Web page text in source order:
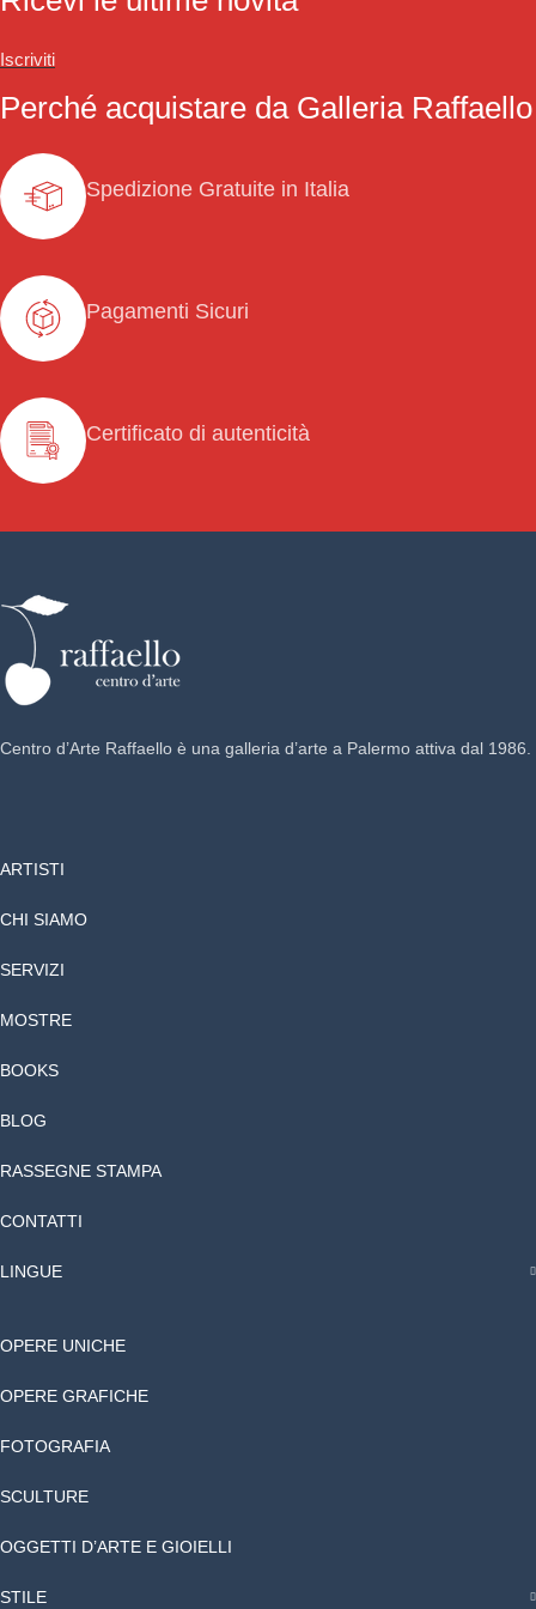
Iscriviti
Perché acquistare da Galleria Raffaello
Spedizione Gratuite in Italia
Pagamenti Sicuri
Certificato di autenticità
Centro d’Arte Raffaello è una galleria d’arte a Palermo attiva dal 1986.
ARTISTI
CHI SIAMO
SERVIZI
MOSTRE
BOOKS
BLOG
RASSEGNE STAMPA
CONTATTI
LINGUE
OPERE UNICHE
OPERE GRAFICHE
FOTOGRAFIA
SCULTURE
OGGETTI D’ARTE E GIOIELLI
STILE